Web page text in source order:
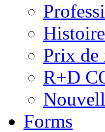
Prix de
R+D
Forms